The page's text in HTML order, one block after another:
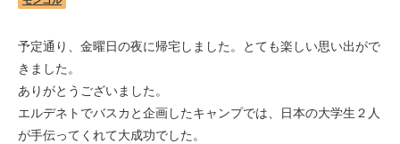
カナダ
カンボジア
予定通り、金曜日の夜に帰宅しました。とても楽しい思い出がで
きました。
ありがとうございました。
エルデネトでバスカと企画したキャンプでは、日本の大学生２人
が手伝ってくれて大成功でした。